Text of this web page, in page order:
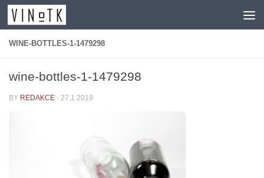
Skip to content
WINE-BOTTLES-1-1479298
wine-bottles-1-1479298
BY REDAKCE · 27.1.2019